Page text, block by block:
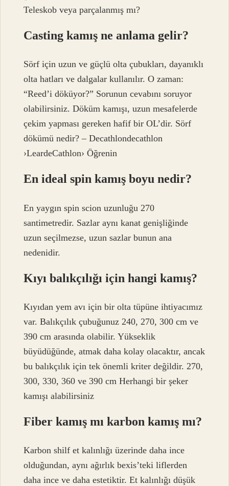
Teleskob veya parçalanmış mı?
Casting kamış ne anlama gelir?
Sörf için uzun ve güçlü olta çubukları, dayanıklı
olta hatları ve dalgalar kullanılır. O zaman:
“Reed’i döküyor?” Sorunun cevabını soruyor
olabilirsiniz. Döküm kamışı, uzun mesafelerde
çekim yapması gereken hafif bir OL’dir. Sörf
dökümü nedir? – Decathlondecathlon
›LeardeCathlon› Öğrenin
En ideal spin kamış boyu nedir?
En yaygın spin scion uzunluğu 270
santimetredir. Sazlar aynı kanat genişliğinde
uzun seçilmezse, uzun sazlar bunun ana
nedenidir.
Kıyı balıkçılığı için hangi kamış?
Kıyıdan yem avı için bir olta tüpüne ihtiyacımız
var. Balıkçılık çubuğunuz 240, 270, 300 cm ve
390 cm arasında olabilir. Yükseklik
büyüdüğünde, atmak daha kolay olacaktır, ancak
bu balıkçılık için tek önemli kriter değildir. 270,
300, 330, 360 ve 390 cm Herhangi bir şeker
kamışı alabilirsiniz
Fiber kamış mı karbon kamış mı?
Karbon shilf et kalınlığı üzerinde daha ince
olduğundan, aynı ağırlık bexis’teki liflerden
daha ince ve daha estetiktir. Et kalınlığı düşük